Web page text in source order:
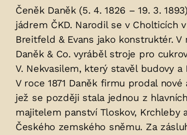
osoby/osob
uložených
v
hrobu:
Čeněk Daněk (5. 4. 1826 – 19. 3.
jádrem ČKD. Narodil se v Cholticích
Breitfeld & Evans jako konstruktér.
Daněk & Co. vyráběl stroje pro
V. Nekvasilem, který stavěl budovy
V roce 1871 Daněk firmu prodal
jež se později stala jednou z
majitelem panství Tloskov, Krchleby
Českého zemského sněmu. Za